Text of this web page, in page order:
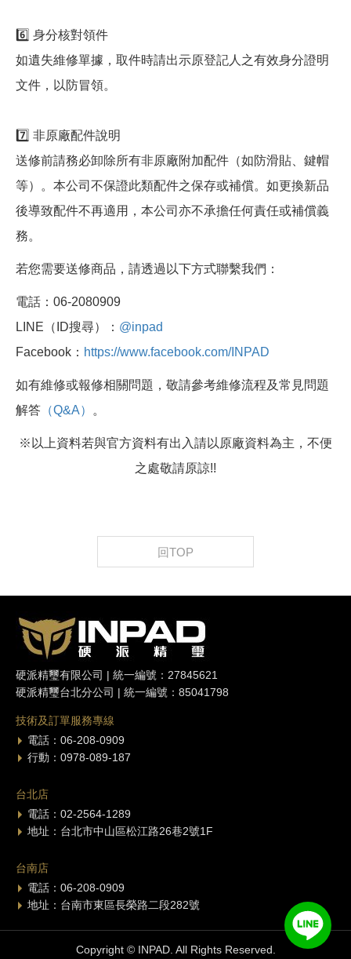
6️⃣ 身分核對領件
如遺失維修單據，取件時請出示原登記人之有效身分證明
文件，以防冒領。
7️⃣ 非原廠配件說明
送修前請務必卸除所有非原廠附加配件（如防滑貼、鍵帽
等）。本公司不保證此類配件之保存或補償。如更換新品
後導致配件不再適用，本公司亦不承擔任何責任或補償義
務。
若您需要送修商品，請透過以下方式聯繫我們：
電話：06-2080909
LINE（ID搜尋）： @inpad
Facebook： https://www.facebook.com/INPAD
如有維修或報修相關問題，敬請參考維修流程及常見問題
解答 （Q&A） 。
※以上資料若與官方資料有出入請以原廠資料為主，不便
之處敬請原諒!!
回TOP
硬派精璽有限公司 | 統一編號：27845621
硬派精璽台北分公司 | 統一編號：85041798
技術及訂單服務專線
電話：06-208-0909
行動：0978-089-187
台北店
電話：02-2564-1289
地址：台北市中山區松江路26巷2號1F
台南店
電話：06-208-0909
地址：台南市東區長榮路二段282號
Copyright © INPAD. All Rights Reserved.